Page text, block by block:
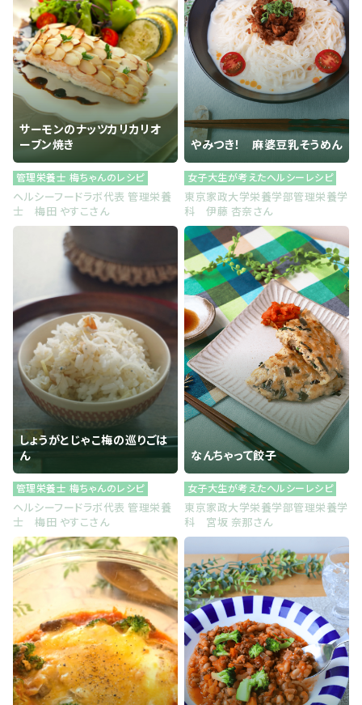
サーモンのナッツカリカリオ
ーブン焼き
管理栄養士 梅ちゃんのレシピ
ヘルシーフードラボ代表 管理栄養
士 梅田 やすこさん
やみつき！ 麻婆豆乳そうめん
女子大生が考えたヘルシーレシピ
東京家政大学栄養学部管理栄養学
科 伊藤 杏奈さん
しょうがとじゃこ梅の巡りごは
ん
管理栄養士 梅ちゃんのレシピ
ヘルシーフードラボ代表 管理栄養
士 梅田 やすこさん
なんちゃって餃子
女子大生が考えたヘルシーレシピ
東京家政大学栄養学部管理栄養学
科 宮坂 奈那さん